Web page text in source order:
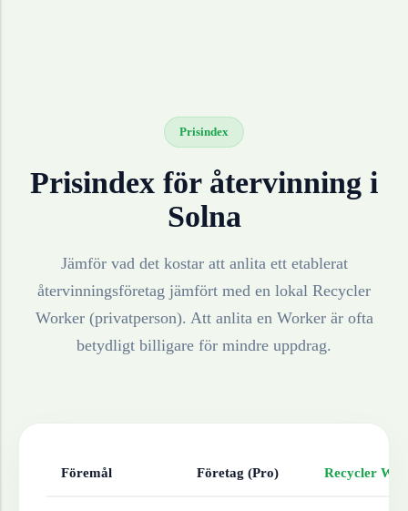
Prisindex
Prisindex för återvinning i
Solna
Jämför vad det kostar att anlita ett etablerat
återvinningsföretag jämfört med en lokal Recycler
Worker (privatperson). Att anlita en Worker är ofta
betydligt billigare för mindre uppdrag.
Föremål Företag (Pro) Recycler